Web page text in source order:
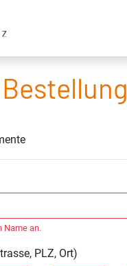
Bestellung
Name an.
PLZ, Ort)